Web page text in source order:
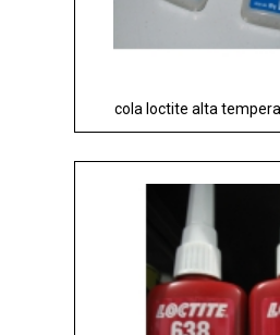
cola loctite alta